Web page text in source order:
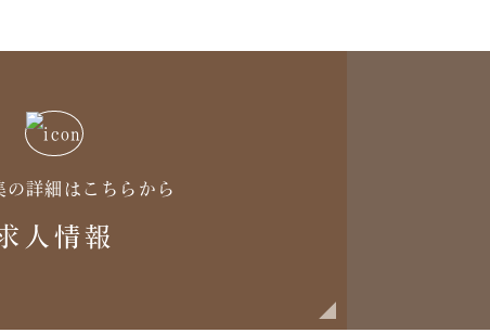
の詳細はこちらから
人情報